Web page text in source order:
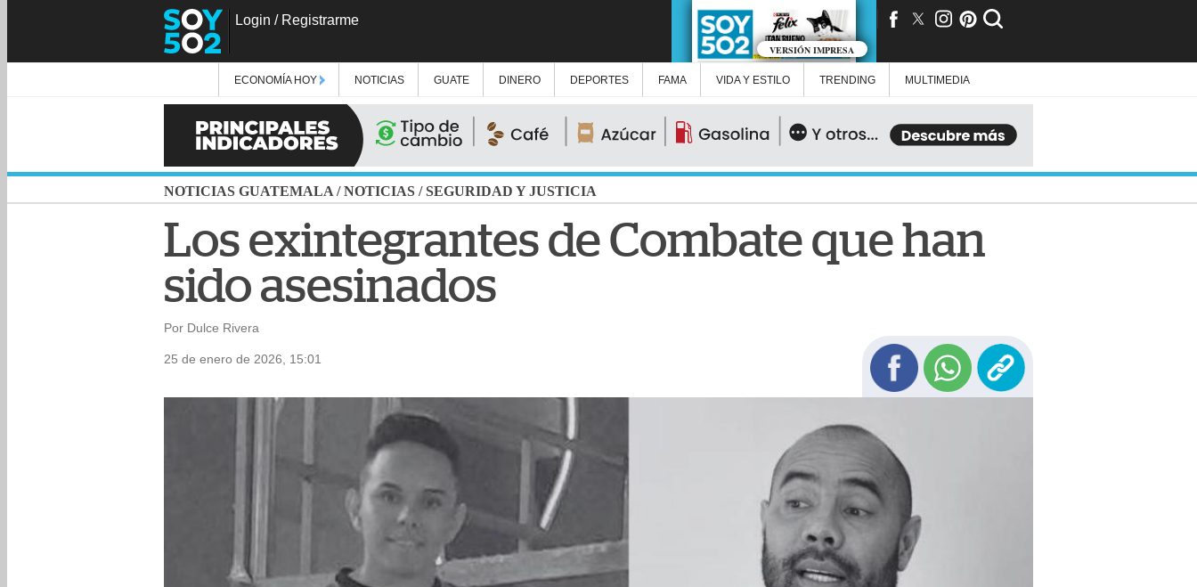
Login / Registrarme
VERSIÓN IMPRESA
ECONOMÍA HOY NOTICIAS GUATE DINERO DEPORTES FAMA VIDA Y ESTILO TRENDING MULTIMEDIA
NOTICIAS GUATEMALA /NOTICIAS /SEGURIDAD Y JUSTICIA
Los exintegrantes de Combate que han
sido asesinados
Por Dulce Rivera
25 de enero de 2026, 15:01